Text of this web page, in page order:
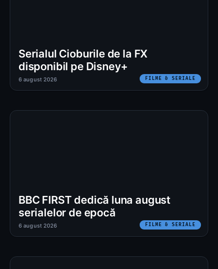
Serialul Cioburile de la FX
disponibil pe Disney+
FILME & SERIALE
6 august 2026
BBC FIRST dedică luna august
serialelor de epocă
FILME & SERIALE
6 august 2026